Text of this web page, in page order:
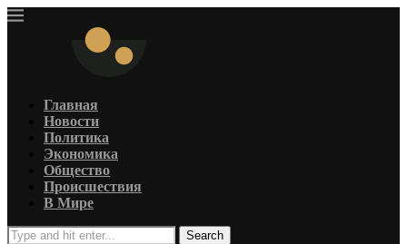
Главная
Новости
Политика
Экономика
Общество
Происшествия
В Мире
Search